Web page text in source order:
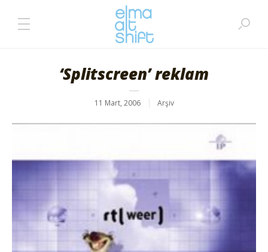
‘Splitscreen’ reklam
11 Mart, 2006 Arşiv